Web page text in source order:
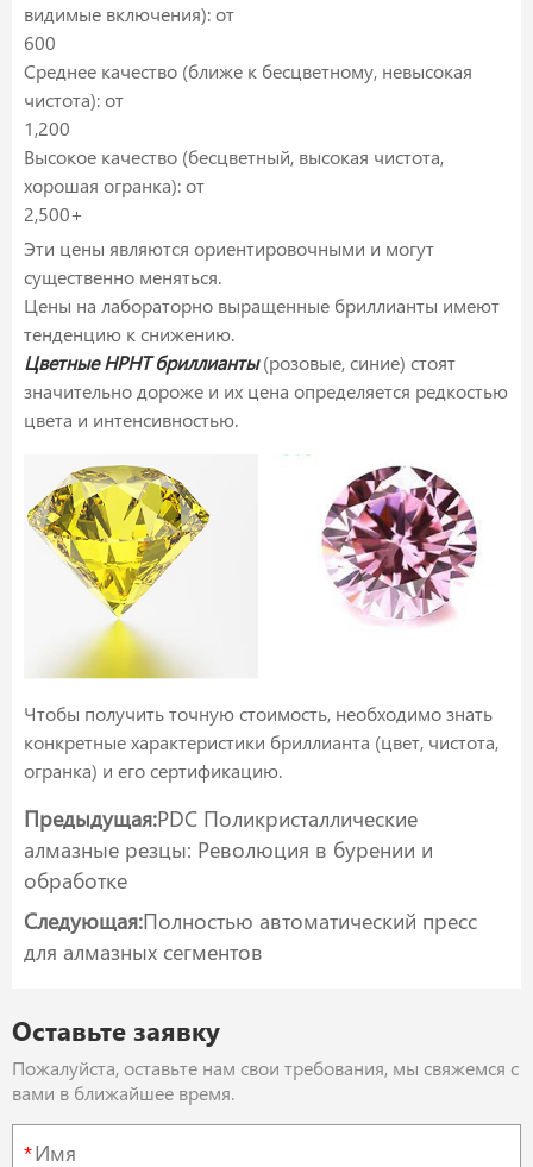
видимые включения): от
600
Среднее качество (ближе к бесцветному, невысокая
чистота): от
1,200
Высокое качество (бесцветный, высокая чистота,
хорошая огранка): от
2,500+
Эти цены являются ориентировочными и могут
существенно меняться.
Цены на лабораторно выращенные бриллианты имеют
тенденцию к снижению.
Цветные HPHT бриллианты (розовые, синие) стоят
значительно дороже и их цена определяется редкостью
цвета и интенсивностью.
Чтобы получить точную стоимость, необходимо знать
конкретные характеристики бриллианта (цвет, чистота,
огранка) и его сертификацию.
Предыдущая:PDC Поликристаллические
алмазные резцы: Революция в бурении и
обработке
Следующая:Полностью автоматический пресс
для алмазных сегментов
Оставьте заявку
Пожалуйста, оставьте нам свои требования, мы свяжемся с
вами в ближайшее время.
*